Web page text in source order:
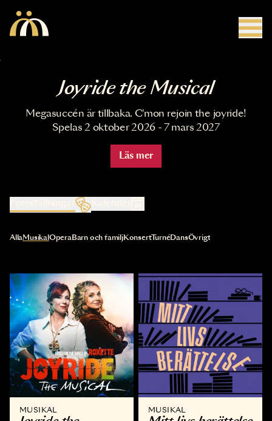
Joyride the Musical
Megasuccén är tillbaka. C'mon rejoin the joyride!
Spelas 2 oktober 2026 - 7 mars 2027
Läs mer
Kalender
Val av kategori uppdaterar innehållet automatiskt
AllaMusikal OperaBarn och familjKonsertTurnéDansÖvrigt
MUSIKAL MUSIKAL